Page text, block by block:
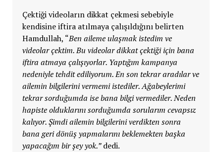
Çektiği videoların dikkat çekmesi sebebiyle
kendisine iftira atılmaya çalışıldığını belirten
Hamdullah, “Ben aileme ulaşmak istedim ve
videolar çektim. Bu videolar dikkat çektiği için bana
iftira atmaya çalışıyorlar. Yaptığım kampanya
nedeniyle tehdit ediliyorum. En son tekrar aradılar ve
ailemin bilgilerini vermemi istediler. Ağabeylerimi
tekrar sorduğumda ise bana bilgi vermediler. Neden
hapiste olduklarını sorduğumda sorularım cevapsız
kalıyor. Şimdi ailemin bilgilerini verdikten sonra
bana geri dönüş yapmalarını beklemekten başka
yapacağım bir şey yok.”dedi.